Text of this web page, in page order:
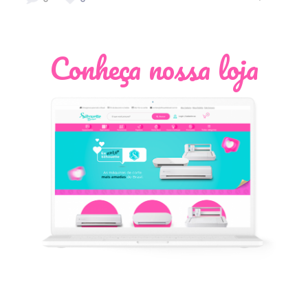
Conheça nossa loja
Léia Pastori